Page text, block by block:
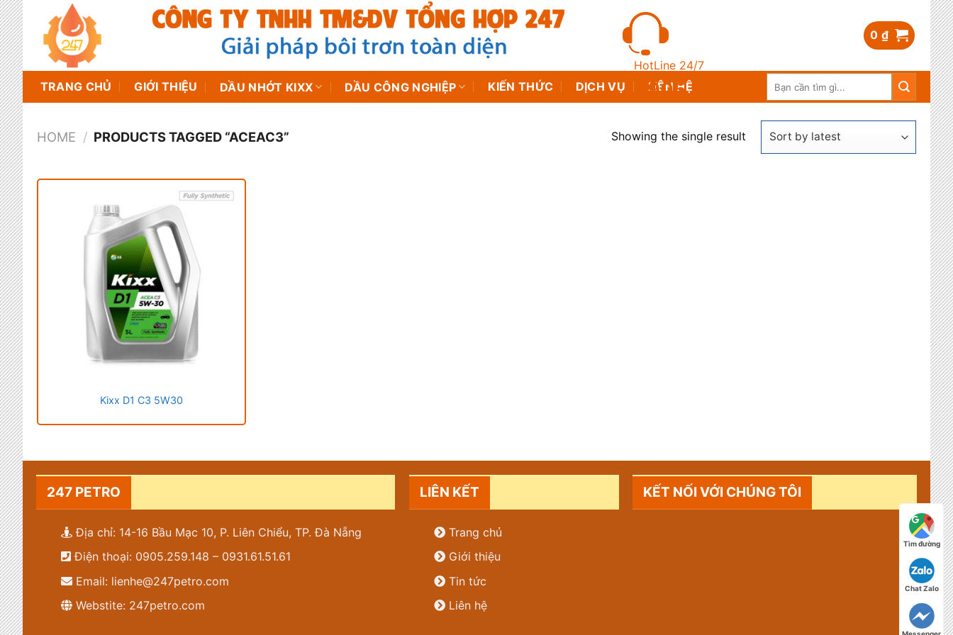
Chuyển
đến
nội
dung
HotLine 24/7
0905.259.148
0 ₫
TRANG CHỦ GIỚI THIỆU DẦU NHỚT KIXX DẦU CÔNG NGHIỆP KIẾN THỨC DỊCH VỤ LIÊN HỆ
for:
HOME / PRODUCTS TAGGED “ACEAC3” Showing the single result
Kixx D1 C3 5W30
247 PETRO
Địa chỉ: 14-16 Bầu Mạc 10, P. Liên Chiểu, TP. Đà Nẵng
Điện thoại: 0905.259.148 – 0931.61.51.61
Email: lienhe@247petro.com
Webstite: 247petro.com
LIÊN KẾT
Trang chủ
Giới thiệu
Tin tức
Liên hệ
KẾT NỐI VỚI CHÚNG TÔI
Tìm đường
Chat Zalo